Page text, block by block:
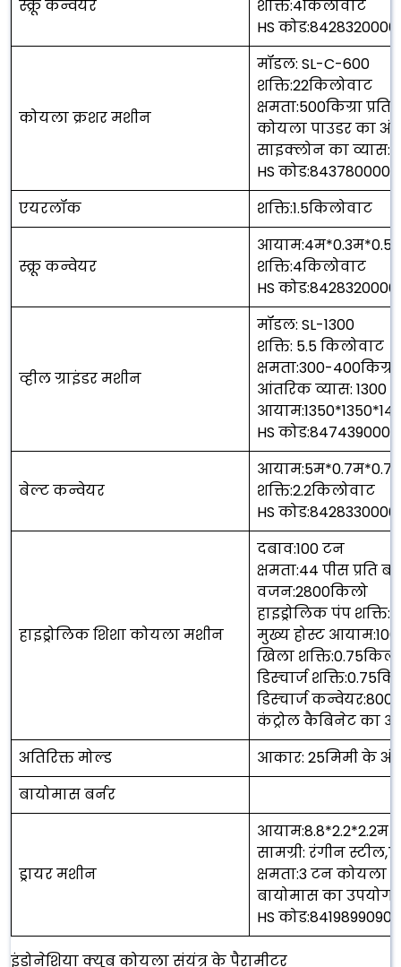
स्क्रू कन्वेयर
शक्ति:4किलोवाट
HS कोड:8428320000
कोयला क्रशर मशीन
मॉडल: SL-C-600
शक्ति:22किलोवाट
क्षमता:500किग्रा प्रति
कोयला पाउडर का
साइक्लोन का
HS
एयरलॉक
शक्ति:1.5किलोवाट
स्क्रू कन्वेयर
शक्ति:4किलोवाट
HS कोड:8428320000
व्हील ग्राइंडर मशीन
मॉडल: SL-1300
शक्ति: 5.5 किलोवाट
क्षमता:300-400किग्रा
आंतरिक व्यास: 1300
HS
बेल्ट कन्वेयर
शक्ति:2.2किलोवाट
HS कोड:8428330000
हाइड्रोलिक शिशा कोयला मशीन
दबाव:100 टन
क्षमता:44 पीस प्रति
वजन:2800किलो
हाइड्रोलिक पंप
मुख्य होस्ट
खिला
डिस्चार्ज
डिस्चार्ज
कंट्रोल कैबिनेट का
अतिरिक्त मोल्ड
आकार: 25मिमी के
बायोमास बर्नर
ड्रायर मशीन
आयाम:8.8*2.2*2.2म
सामग्री: रंगीन
क्षमता:3 टन कोयला
बायोमास का उपयोग
HS कोड:8419899090
इंडोनेशिया क्यूब कोयला संयंत्र के पैरामीटर